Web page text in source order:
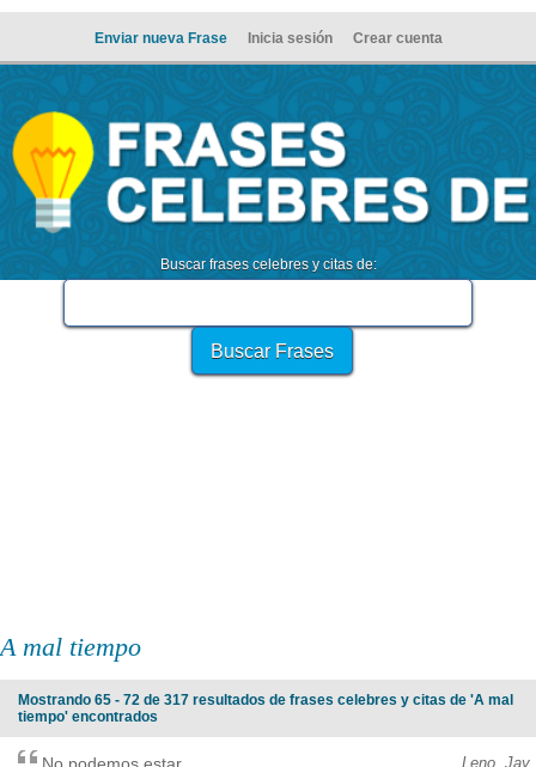
Enviar nueva Frase Inicia sesión Crear cuenta
Buscar frases celebres y citas de:
A mal tiempo
Mostrando 65 - 72 de 317 resultados de frases celebres y citas de 'A mal
tiempo' encontrados
Leno, Jay